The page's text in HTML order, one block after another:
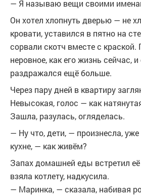
— Я называю вещи своими
Он хотел хлопнуть дверью — не
кровати, уставился в пятно на
сорвали скотч вместе с
неровное, как его жизнь сейчас, и
раздражался ещё больше.
Через пару дней в квартиру
Невысокая, голос — как
Зашла, разулась, огляделась.
— Ну что, дети, — произнесла,
кухне, — как живём?
Запах домашней еды встретил
взяла котлету, надкусила.
— Маринка, — сказала, набивая